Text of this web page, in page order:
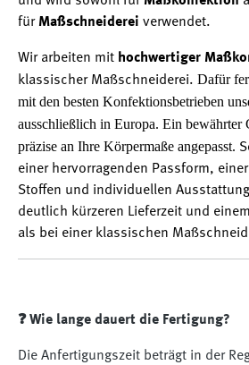
für Maßschneiderei verwendet.
Wir arbeiten mit hochwertiger
klassischer Maßschneiderei. Dafür
mit den besten Konfektionsbetrieben
ausschließlich in Europa. Ein bewährter
präzise an Ihre Körpermaße angepasst.
einer hervorragenden Passform,
Stoffen und individuellen
deutlich kürzeren Lieferzeit und
als bei einer klassischen
❓ Wie lange dauert die Fertigung?
Die Anfertigungszeit beträgt in der